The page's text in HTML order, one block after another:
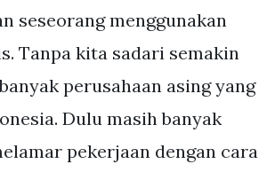
seseorang menggunakan
Tanpa kita sadari semakin
perusahaan asing yang
Dulu masih banyak
pekerjaan dengan cara